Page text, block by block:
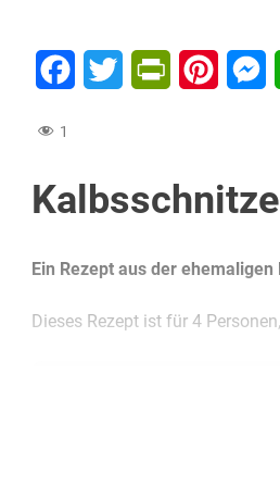
FacebookTwitter PrintFriendly
1
Ein Rezept aus der ehemaligen
Dieses Rezept ist für 4
Diese Zutaten